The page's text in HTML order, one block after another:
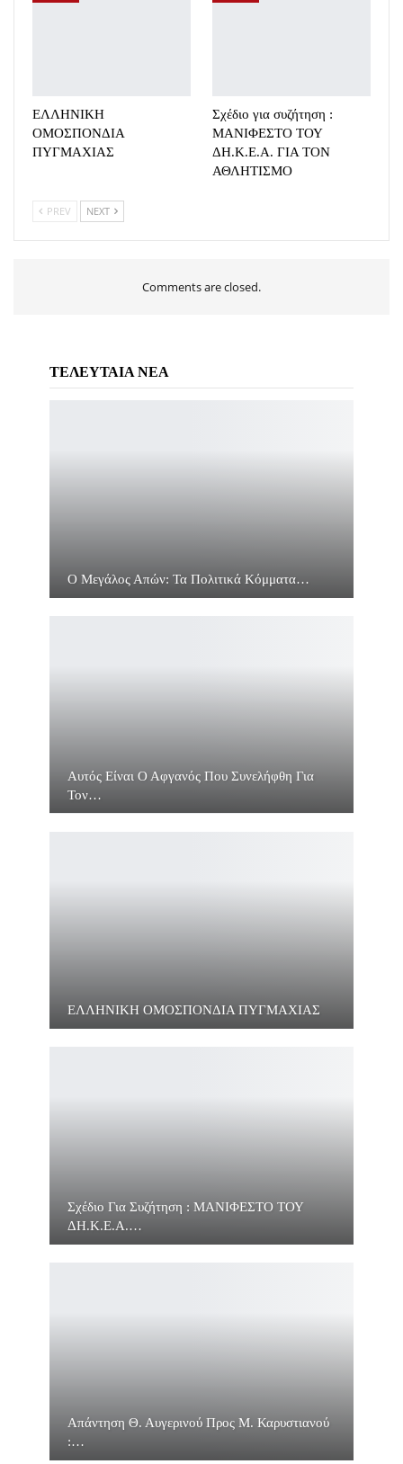
ΕΛΛΗΝΙΚΗ
ΟΜΟΣΠΟΝΔΙΑ
ΠΥΓΜΑΧΙΑΣ
Σχέδιο για συζήτηση :
ΜΑΝΙΦΕΣΤΟ ΤΟΥ
ΔΗ.Κ.Ε.Α. ΓΙΑ ΤΟΝ
ΑΘΛΗΤΙΣΜΟ
PREV NEXT
Comments are closed.
ΤΕΛΕΥΤΑΙΑ ΝΕΑ
Ο Μεγάλος Απών: Τα Πολιτικά Κόμματα…
Αυτός Είναι Ο Αφγανός Που Συνελήφθη Για
Τον…
ΕΛΛΗΝΙΚΗ ΟΜΟΣΠΟΝΔΙΑ ΠΥΓΜΑΧΙΑΣ
Σχέδιο Για Συζήτηση : ΜΑΝΙΦΕΣΤΟ ΤΟΥ
ΔΗ.Κ.Ε.Α.…
Απάντηση Θ. Αυγερινού Προς Μ. Καρυστιανού
:…